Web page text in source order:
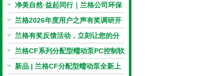
校园 | 兰格×吾水高原公益行
净美自然·益起同行｜兰格公司环保
捡拾公益活动圆满举行
兰格2026年度用户之声有奖调研开
启，京东E卡免费送！
兰格有奖反馈活动，立刻让您的分
享变成惊喜！
兰格CF系列分配型蠕动泵PC控制软
件免费版发布！即日起，通过即可
新品 | 兰格CF分配型蠕动泵全新上